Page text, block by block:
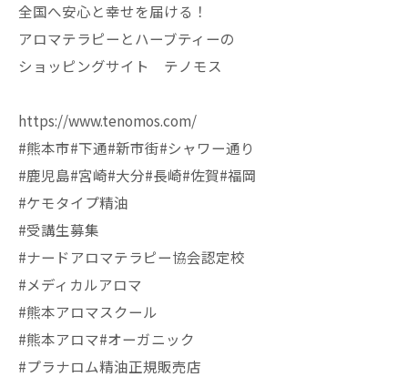
全国へ安心と幸せを届ける！
アロマテラピーとハーブティーの
ショッピングサイト テノモス
https://www.tenomos.com/
#熊本市#下通#新市街#シャワー通り
#鹿児島#宮崎#大分#長崎#佐賀#福岡
#ケモタイプ精油
#受講生募集
#ナードアロマテラピー協会認定校
#メディカルアロマ
#熊本アロマスクール
#熊本アロマ#オーガニック
#プラナロム精油正規販売店